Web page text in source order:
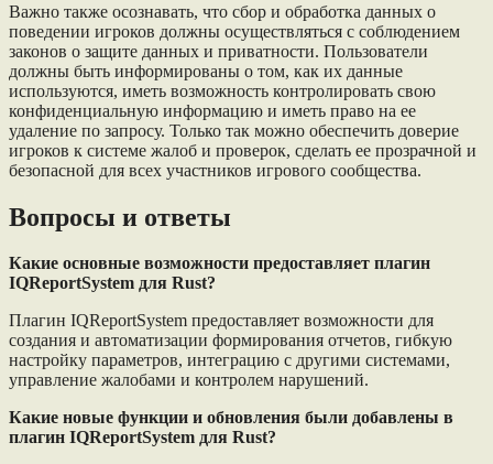
Важно также осознавать, что сбор и обработка данных о
поведении игроков должны осуществляться с соблюдением
законов о защите данных и приватности. Пользователи
должны быть информированы о том, как их данные
используются, иметь возможность контролировать свою
конфиденциальную информацию и иметь право на ее
удаление по запросу. Только так можно обеспечить доверие
игроков к системе жалоб и проверок, сделать ее прозрачной и
безопасной для всех участников игрового сообщества.
Вопросы и ответы
Какие основные возможности предоставляет плагин
IQReportSystem для Rust?
Плагин IQReportSystem предоставляет возможности для
создания и автоматизации формирования отчетов, гибкую
настройку параметров, интеграцию с другими системами,
управление жалобами и контролем нарушений.
Какие новые функции и обновления были добавлены в
плагин IQReportSystem для Rust?